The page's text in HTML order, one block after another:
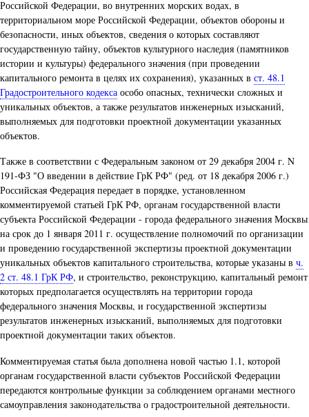
Российской Федерации, во внутренних морских водах, в
территориальном море Российской Федерации, объектов обороны и
безопасности, иных объектов, сведения о которых составляют
государственную тайну, объектов культурного наследия (памятников
истории и культуры) федерального значения (при проведении
капитального ремонта в целях их сохранения), указанных в ст. 48.1
Градостроительного кодекса особо опасных, технически сложных и
уникальных объектов, а также результатов инженерных изысканий,
выполняемых для подготовки проектной документации указанных
объектов.
Также в соответствии с Федеральным законом от 29 декабря 2004 г. N
191-ФЗ "О введении в действие ГрК РФ" (ред. от 18 декабря 2006 г.)
Российская Федерация передает в порядке, установленном
комментируемой статьей ГрК РФ, органам государственной власти
субъекта Российской Федерации - города федерального значения Москвы
на срок до 1 января 2011 г. осуществление полномочий по организации
и проведению государственной экспертизы проектной документации
уникальных объектов капитального строительства, которые указаны в ч.
2 ст. 48.1 ГрК РФ, и строительство, реконструкцию, капитальный ремонт
которых предполагается осуществлять на территории города
федерального значения Москвы, и государственной экспертизы
результатов инженерных изысканий, выполняемых для подготовки
проектной документации таких объектов.
Комментируемая статья была дополнена новой частью 1.1, которой
органам государственной власти субъектов Российской Федерации
передаются контрольные функции за соблюдением органами местного
самоуправления законодательства о градостроительной деятельности.